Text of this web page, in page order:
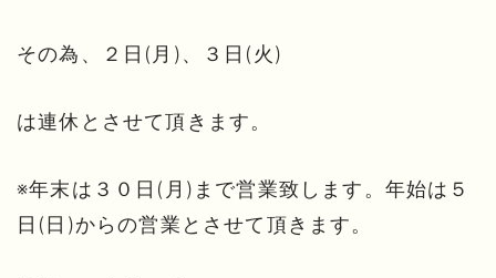
その為、２日(月)、３日(火)
は連休とさせて頂きます。
※年末は３０日(月)まで営業致します。年始は５
日(日)からの営業とさせて頂きます。